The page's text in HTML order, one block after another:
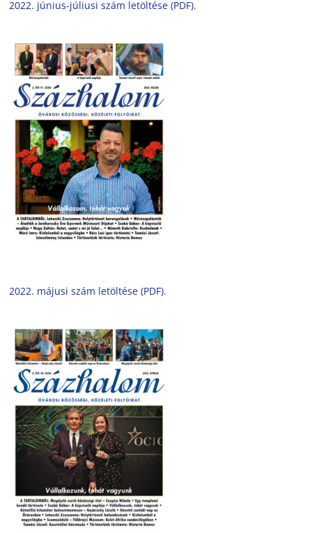
2022. június-júliusi szám letöltése (PDF).
2022. májusi szám letöltése (PDF).